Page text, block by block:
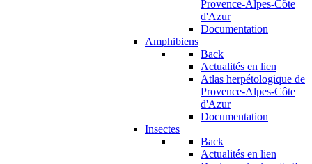
Provence-Alpes-Côte
d'Azur
Documentation
Amphibiens
Back
Actualités en lien
Atlas herpétologique de
Provence-Alpes-Côte
d'Azur
Documentation
Insectes
Back
Actualités en lien